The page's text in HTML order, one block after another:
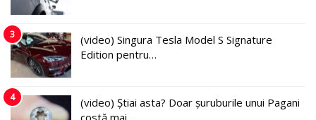
3
(video) Singura Tesla Model S Signature
Edition pentru…
4
(video) Știai asta? Doar șuruburile unui Pagani
costă mai…